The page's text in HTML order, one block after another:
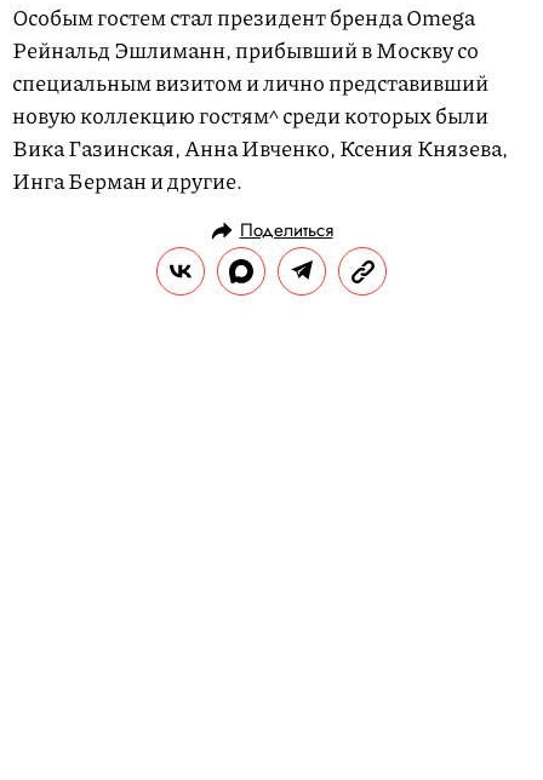
Особым гостем стал президент бренда Omega
Рейнальд Эшлиманн, прибывший в Москву со
специальным визитом и лично представивший
новую коллекцию гостям^ среди которых были
Вика Газинская, Анна Ивченко, Ксения Князева,
Инга Берман и другие.
Поделиться